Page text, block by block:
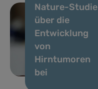
Nature-Studie
über die
Entwicklung
von
Hirntumoren
bei